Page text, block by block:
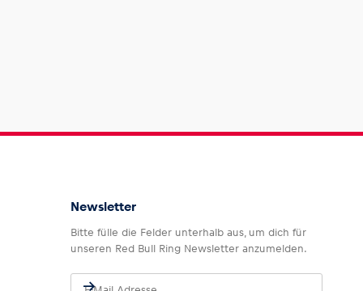
Newsletter
Bitte fülle die Felder unterhalb aus, um dich für
unseren Red Bull Ring Newsletter anzumelden.